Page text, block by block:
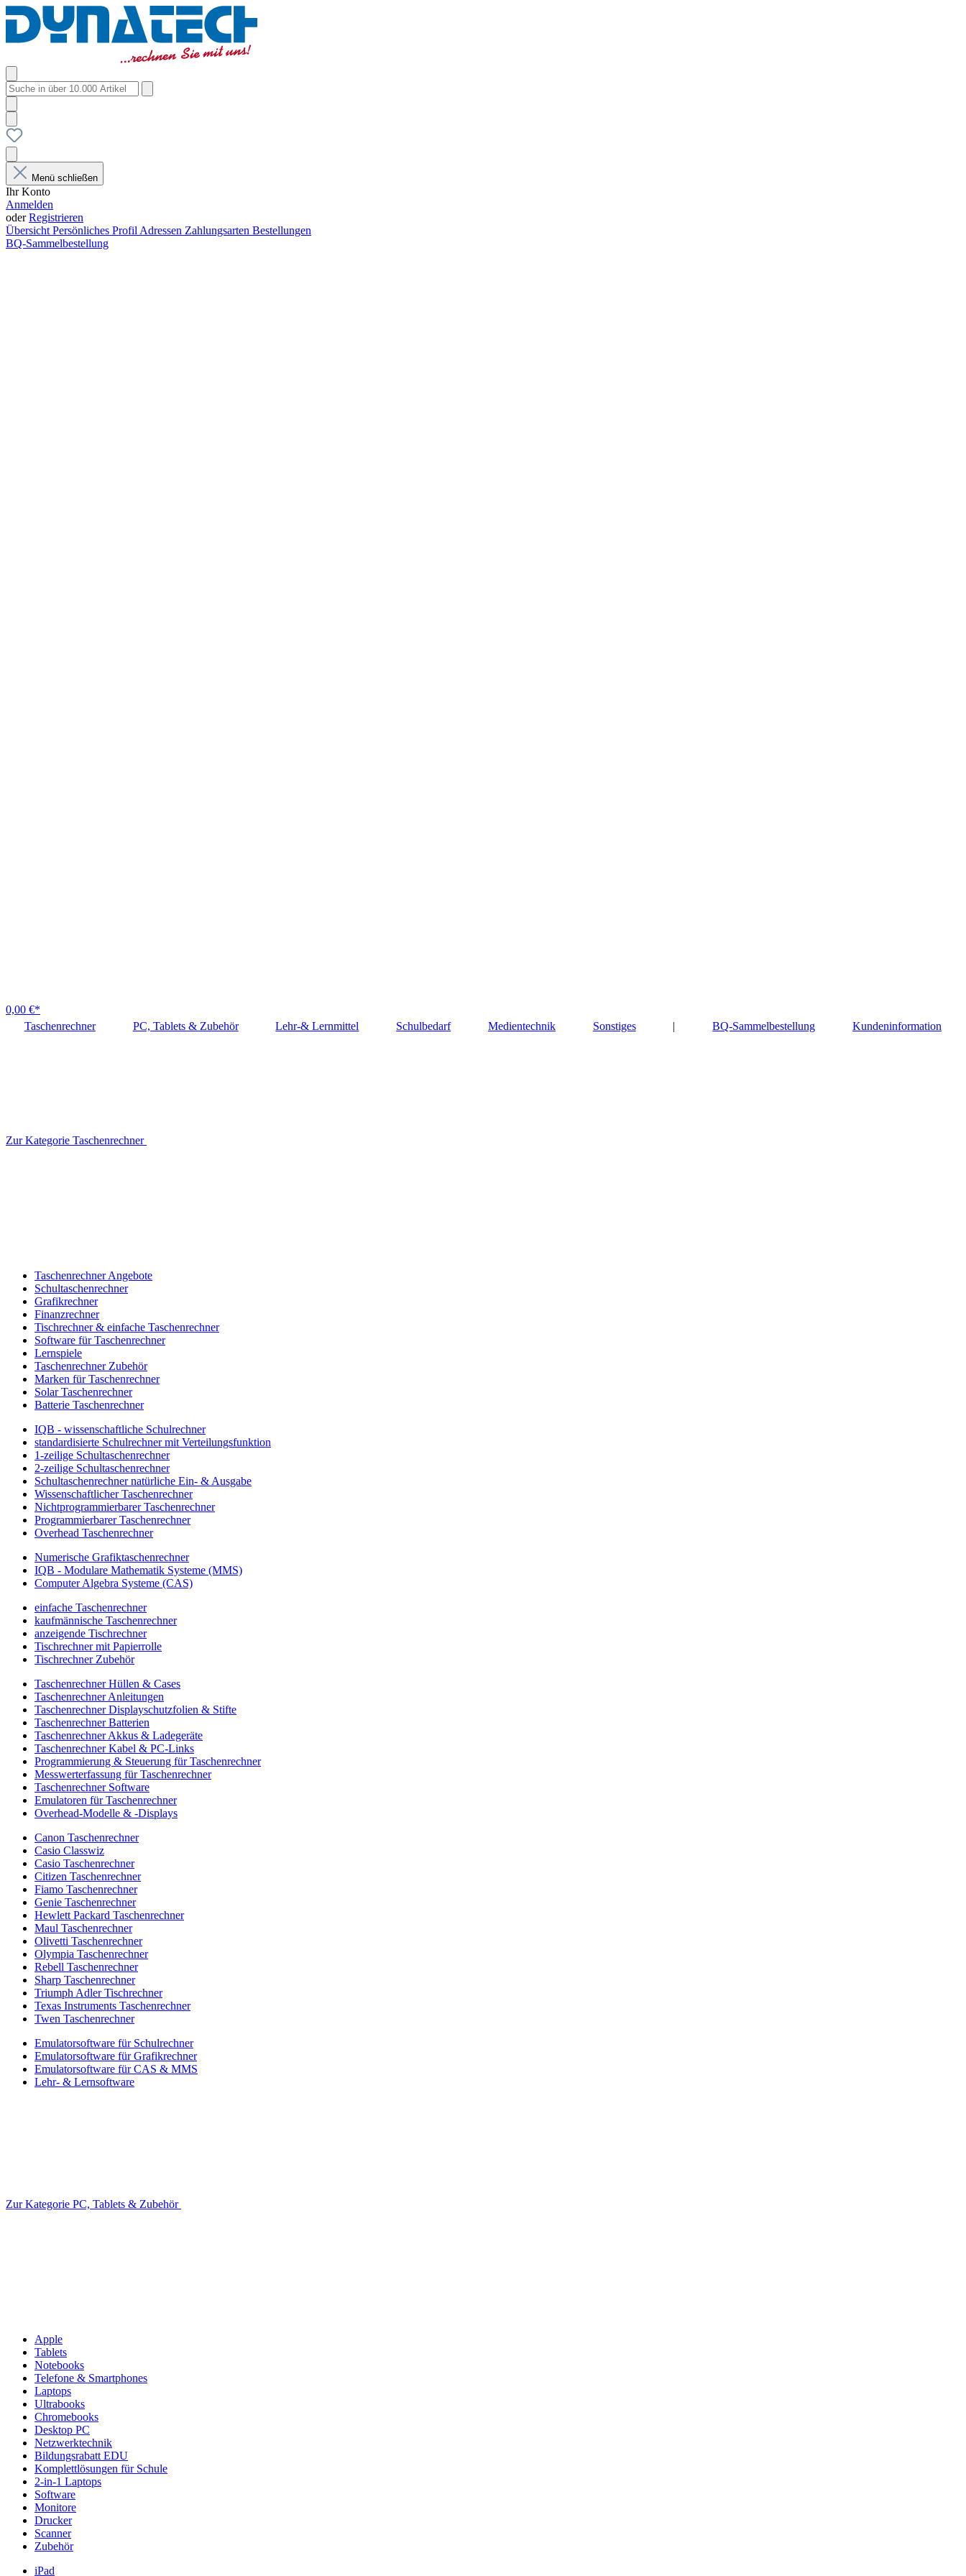
Menü schließen
Ihr Konto
Anmelden
oderRegistrieren
Übersicht Persönliches Profil Adressen Zahlungsarten Bestellungen
BQ-Sammelbestellung
0,00 €*
Taschenrechner
PC, Tablets & Zubehör Lehr-& Lernmittel Schulbedarf Medientechnik Sonstiges | BQ-Sammelbestellung Kundeninformation
Zur Kategorie Taschenrechner
Taschenrechner Angebote
Schultaschenrechner
Grafikrechner
Finanzrechner
Tischrechner & einfache Taschenrechner
Software für Taschenrechner
Lernspiele
Taschenrechner Zubehör
Marken für Taschenrechner
Solar Taschenrechner
Batterie Taschenrechner
IQB - wissenschaftliche Schulrechner
standardisierte Schulrechner mit Verteilungsfunktion
1-zeilige Schultaschenrechner
2-zeilige Schultaschenrechner
Schultaschenrechner natürliche Ein- & Ausgabe
Wissenschaftlicher Taschenrechner
Nichtprogrammierbarer Taschenrechner
Programmierbarer Taschenrechner
Overhead Taschenrechner
Numerische Grafiktaschenrechner
IQB - Modulare Mathematik Systeme (MMS)
Computer Algebra Systeme (CAS)
einfache Taschenrechner
kaufmännische Taschenrechner
anzeigende Tischrechner
Tischrechner mit Papierrolle
Tischrechner Zubehör
Taschenrechner Hüllen & Cases
Taschenrechner Anleitungen
Taschenrechner Displayschutzfolien & Stifte
Taschenrechner Batterien
Taschenrechner Akkus & Ladegeräte
Taschenrechner Kabel & PC-Links
Programmierung & Steuerung für Taschenrechner
Messwerterfassung für Taschenrechner
Taschenrechner Software
Emulatoren für Taschenrechner
Overhead-Modelle & -Displays
Canon Taschenrechner
Casio Classwiz
Casio Taschenrechner
Citizen Taschenrechner
Fiamo Taschenrechner
Genie Taschenrechner
Hewlett Packard Taschenrechner
Maul Taschenrechner
Olivetti Taschenrechner
Olympia Taschenrechner
Rebell Taschenrechner
Sharp Taschenrechner
Triumph Adler Tischrechner
Texas Instruments Taschenrechner
Twen Taschenrechner
Emulatorsoftware für Schulrechner
Emulatorsoftware für Grafikrechner
Emulatorsoftware für CAS & MMS
Lehr- & Lernsoftware
Zur Kategorie PC, Tablets & Zubehör
Apple
Tablets
Notebooks
Telefone & Smartphones
Laptops
Ultrabooks
Chromebooks
Desktop PC
Netzwerktechnik
Bildungsrabatt EDU
Komplettlösungen für Schule
2-in-1 Laptops
Software
Monitore
Drucker
Scanner
Zubehör
iPad